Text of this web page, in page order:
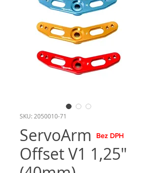
SKU: 2050010-71
ServoArm
Offset V1 1,25"
Bez DPH